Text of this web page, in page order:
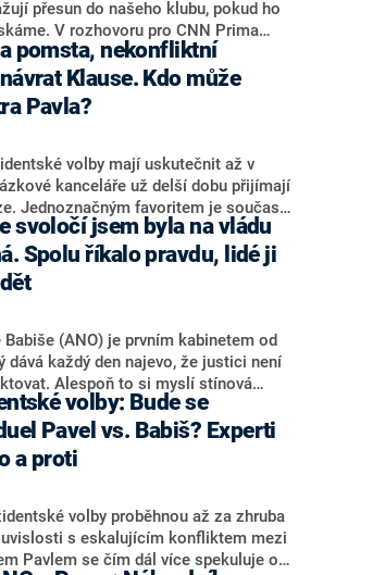
do debat. Chceme ale ukazovat
odpověděl Grolich na dotaz CNN Prima
přesun do našeho klubu, pokud ho
V rozhovoru pro CNN Prima
hnutí a jihočeský hejtman
nebyl, ale získat by takto mohl
Zdeňka Hrabu, který je dnes
ODS a TOP 09. Hraba to na dotaz
Předseda klubu senátorů ODS
řekl, že počítá s odchodem
z klubu a že Naše Česko není
Klause. Kdo může
Pavla?
volby mají uskutečnit až v
kanceláře už delší dobu přijímají
Jednoznačným favoritem je současná
Pavel. Daleko za ním pak bookmakeři
politiky ANO, tedy premiéra
a ministra průmyslu Karla Havlíčka.
samotných sázkařů je poslanec za
Politolog Jan Kubáček nicméně
kohokoliv ze zmíněné trojice
Podle něj současná koalice dosud
by Pavlovi mohla konkurovat.
svoločí jsem byla na vládu
Spolu říkalo pravdu, lidé ji
Babiše (ANO) je prvním kabinetem od
dává každý den najevo, že justici není
Alespoň to si myslí stínová
ODS Eva Decroix. V
Prima NEWS si nebrala servítky
výkonu svého nástupce Jeronýma
či vládní zmocněnkyně pro lidská
(ANO). Označením „svoloč“ na
byla ještě hodná. Decroix se také
porážce koalice Spolu či promluvila o
Martina Kuby.
Pavel vs. Babiš? Experti
a proti
volby proběhnou až za zhruba
s eskalujícím konfliktem mezi
Pavlem se čím dál více spekuluje o